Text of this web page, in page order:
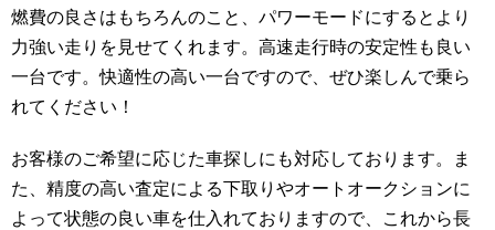
燃費の良さはもちろんのこと、パワーモードにするとより
力強い走りを見せてくれます。高速走行時の安定性も良い
一台です。快適性の高い一台ですので、ぜひ楽しんで乗ら
れてください！
お客様のご希望に応じた車探しにも対応しております。ま
た、精度の高い査定による下取りやオートオークションに
よって状態の良い車を仕入れておりますので、これから長